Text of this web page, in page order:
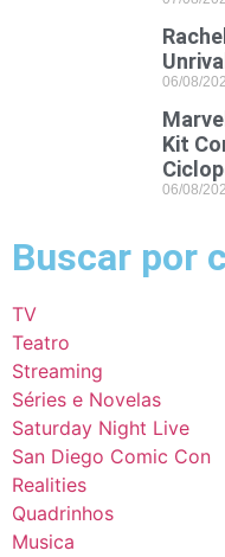
06/08/
Kit
06/08/
Buscar por
TV
Teatro
Streaming
Séries e Novelas
Saturday Night Live
San Diego Comic Con
Realities
Quadrinhos
Musica